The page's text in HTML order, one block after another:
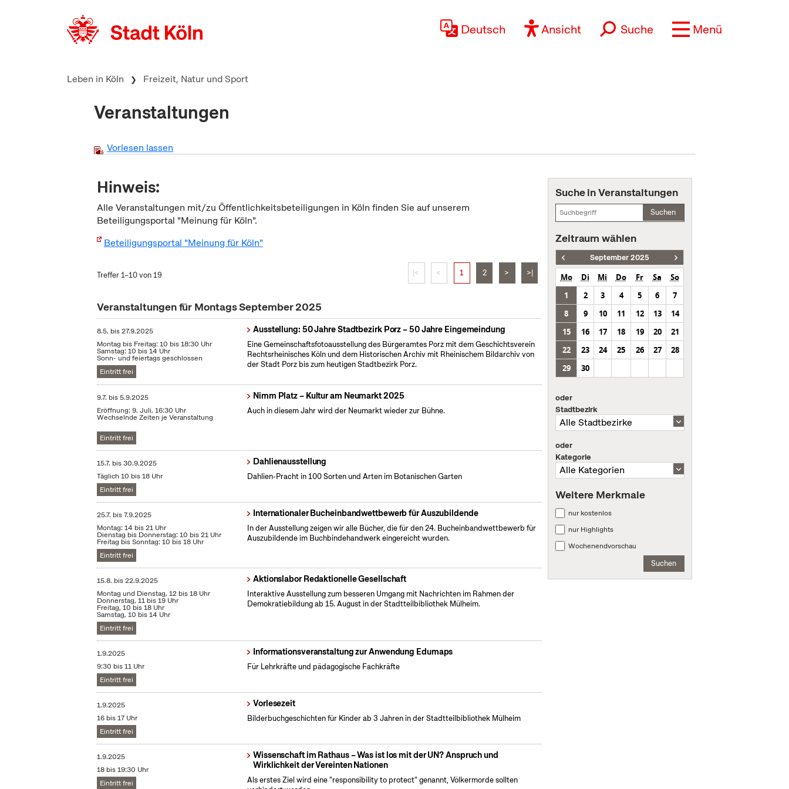
Deutsch Ansicht Suche Menü
Leben in Köln Freizeit, Natur und Sport
Veranstaltungen
Vorlesen lassen
Hinweis:
Alle Veranstaltungen mit/zu Öffentlichkeitsbeteiligungen in Köln finden Sie auf unserem
Beteiligungsportal "Meinung für Köln".
Beteiligungsportal "Meinung für Köln"
Treffer 1–10 von 19 |< < 1 2 > >|
Veranstaltungen für Montags September 2025
8.5. bis27.9.2025
Montag bis Freitag: 10 bis 18:30 Uhr
Samstag: 10 bis 14 Uhr
Sonn- und feiertags geschlossen
Eintritt frei
Ausstellung: 50 Jahre Stadtbezirk Porz – 50 Jahre Eingemeindung
Eine Gemeinschaftsfotoausstellung des Bürgeramtes Porz mit dem Geschichtsverein
Rechtsrheinisches Köln und dem Historischen Archiv mit Rheinischem Bildarchiv von
der Stadt Porz bis zum heutigen Stadtbezirk Porz.
9.7. bis5.9.2025
Eröffnung: 9. Juli, 16:30 Uhr
Wechselnde Zeiten je Veranstaltung
Eintritt frei
Nimm Platz – Kultur am Neumarkt 2025
Auch in diesem Jahr wird der Neumarkt wieder zur Bühne.
15.7. bis30.9.2025
Täglich 10 bis 18 Uhr
Eintritt frei
Dahlienausstellung
Dahlien-Pracht in 100 Sorten und Arten im Botanischen Garten
25.7. bis7.9.2025
Montag: 14 bis 21 Uhr
Dienstag bis Donnerstag: 10 bis 21 Uhr
Freitag bis Sonntag: 10 bis 18 Uhr
Eintritt frei
Internationaler Bucheinbandwettbewerb für Auszubildende
In der Ausstellung zeigen wir alle Bücher, die für den 24. Bucheinbandwettbewerb für
Auszubildende im Buchbindehandwerk eingereicht wurden.
15.8. bis22.9.2025
Montag und Dienstag, 12 bis 18 Uhr
Donnerstag, 11 bis 19 Uhr
Freitag, 10 bis 18 Uhr
Samstag, 10 bis 14 Uhr
Eintritt frei
Aktionslabor Redaktionelle Gesellschaft
Interaktive Ausstellung zum besseren Umgang mit Nachrichten im Rahmen der
Demokratiebildung ab 15. August in der Stadtteilbibliothek Mülheim.
1.9.2025
9:30 bis 11 Uhr
Eintritt frei
Informationsveranstaltung zur Anwendung Edumaps
Für Lehrkräfte und pädagogische Fachkräfte
1.9.2025
16 bis 17 Uhr
Eintritt frei
Vorlesezeit
Bilderbuchgeschichten für Kinder ab 3 Jahren in der Stadtteilbibliothek Mülheim
1.9.2025
18 bis 19:30 Uhr
Eintritt frei
Wissenschaft im Rathaus – Was ist los mit der UN? Anspruch und
Wirklichkeit der Vereinten Nationen
Als erstes Ziel wird eine "responsibility to protect" genannt, Völkermorde sollten
Suche in Veranstaltungen
Suchen
Zeitraum wählen
September 2025
Mo Di Mi Do Fr Sa
So
1
2 3 4 5 6
7
8
9 10 11 12 13
14
15
16 17 18 19 20
21
22
23 24 25 26 27
28
29
30
oder
Stadtbezirk
oder
Kategorie
Weitere Merkmale
nur kostenlos
nur Highlights
Wochenendvorschau
Suchen